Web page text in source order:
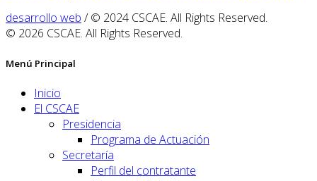
desarrollo web / © 2024 CSCAE. All Rights Reserved.
© 2026 CSCAE. All Rights Reserved.
Menú Principal
Inicio
El CSCAE
Presidencia
Programa de Actuación
Secretaría
Perfil del contratante